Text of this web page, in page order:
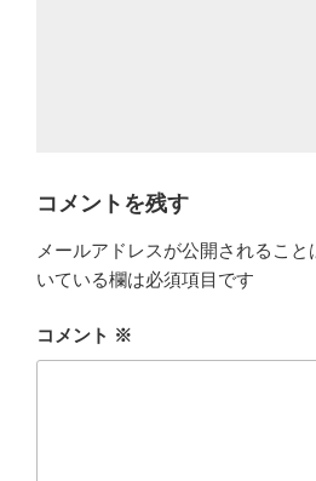
コメントを残す
メールアドレスが公開されること
いている欄は必須項目です
コメント ※